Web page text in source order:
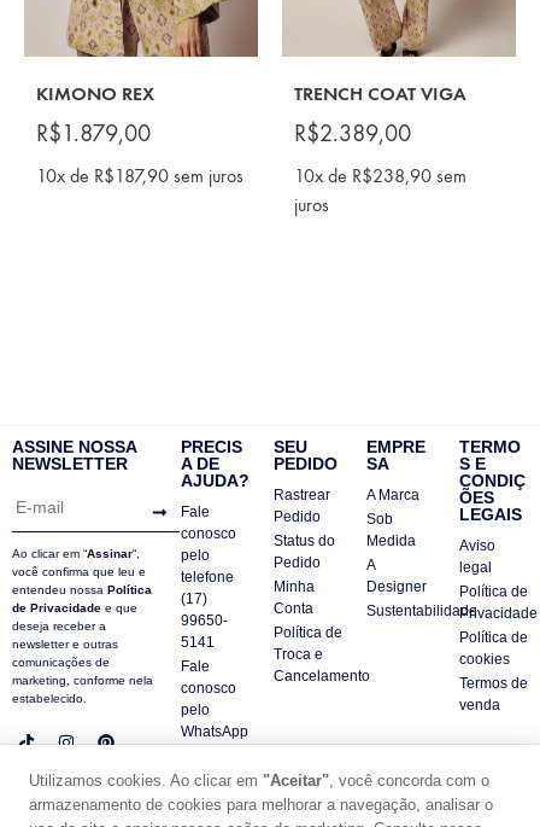
KIMONO REX
R$1.879,00
10x de R$187,90 sem juros
TRENCH COAT VIGA
R$2.389,00
10x de R$238,90 sem
juros
ASSINE NOSSA
NEWSLETTER
Ao clicar em “Assinar“,
você confirma que leu e
entendeu nossa Política
de Privacidade e que
deseja receber a
newsletter e outras
comunicações de
marketing, conforme nela
estabelecido.
PRECIS
A DE
AJUDA?
Fale
conosco
pelo
telefone
(17)
99650-
5141
Fale
conosco
pelo
WhatsApp
FAQ
SEU
PEDIDO
Rastrear
Pedido
Status do
Pedido
Minha
Conta
Política de
Troca e
Cancelamento
EMPRE
SA
A Marca
Sob
Medida
A
Designer
Sustentabilidade
TERMO
S E
CONDIÇ
ÕES
LEGAIS
Aviso
legal
Política de
Privacidade
Política de
cookies
Termos de
venda
Utilizamos cookies. Ao clicar em "Aceitar", você concorda com o
armazenamento de cookies para melhorar a navegação, analisar o